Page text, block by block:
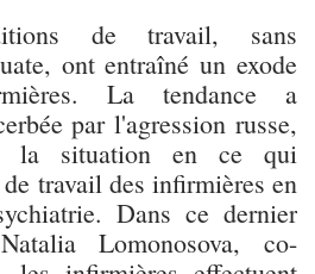
de travail, sans
ont entraîné un exode
La tendance a
par l'agression russe,
la situation en ce qui
travail des infirmières en
Dans ce dernier
Lomonosova, co-